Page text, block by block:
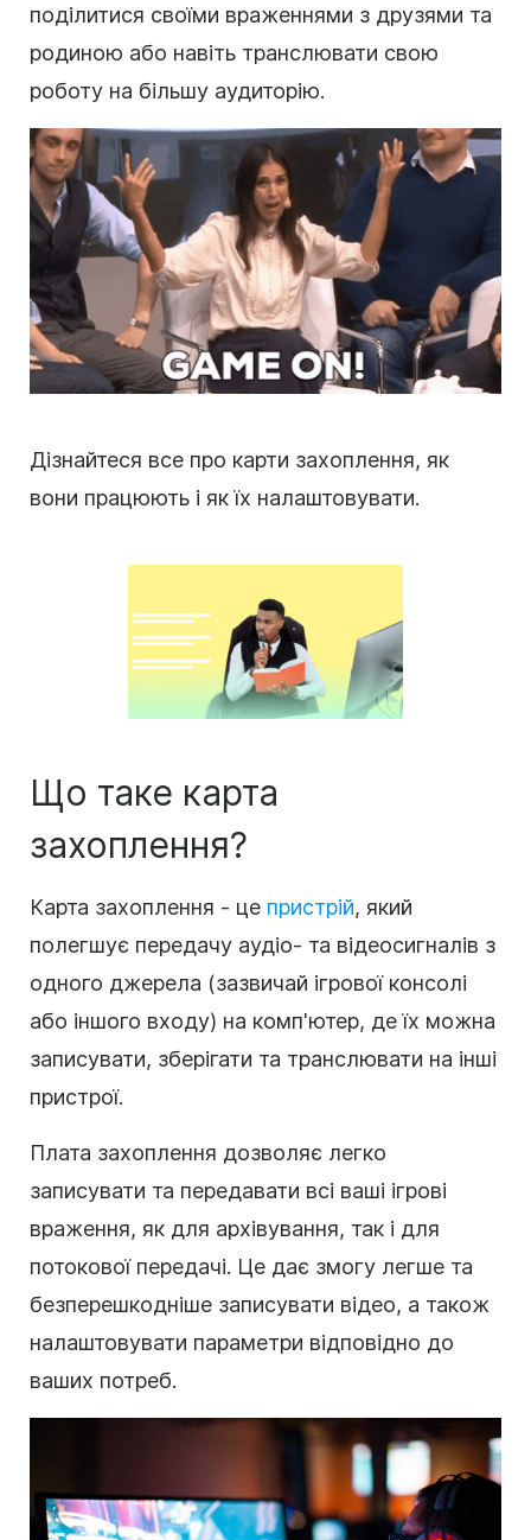
поділитися своїми враженнями з друзями та
родиною або навіть транслювати свою
роботу на більшу аудиторію.
Дізнайтеся все про карти захоплення, як
вони працюють і як їх налаштовувати.
Що таке карта
захоплення?
Карта захоплення - це пристрій, який
полегшує передачу аудіо- та відеосигналів з
одного джерела (зазвичай ігрової консолі
або іншого входу) на комп'ютер, де їх можна
записувати, зберігати та транслювати на інші
пристрої.
Плата захоплення дозволяє легко
записувати та передавати всі ваші ігрові
враження, як для архівування, так і для
потокової передачі. Це дає змогу легше та
безперешкодніше записувати відео, а також
налаштовувати параметри відповідно до
ваших потреб.